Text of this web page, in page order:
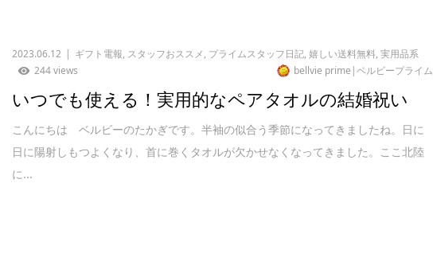
2023.06.12 ギフト電報, スタッフおススメ, プライムスタッフ日記,嬉しい送料無料,実用品系
244 views
bellvie prime|ベルビープライム
いつでも使える！実用的なペアタオルの結婚祝い
こんにちは ベルビーのたかぎです。半袖の似合う季節になってきましたね。日に
日に陽射しもつよくなり、首に巻くタオルが欠かせなくなってきました。ここ北陸
に...